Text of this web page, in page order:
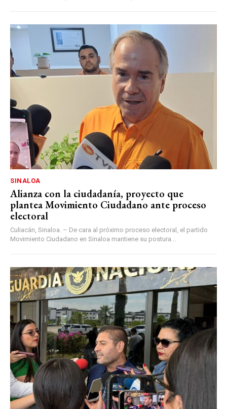
SINALOA
Alianza con la ciudadanía, proyecto que
plantea Movimiento Ciudadano ante proceso
electoral
Culiacán, Sinaloa. – De cara al próximo proceso electoral, el partido
Movimiento Ciudadano en Sinaloa mantiene su postura...